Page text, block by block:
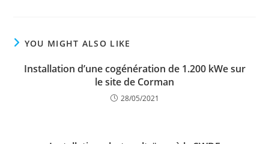
YOU MIGHT ALSO LIKE
Installation d’une cogénération de 1.200 kWe sur
le site de Corman
28/05/2021